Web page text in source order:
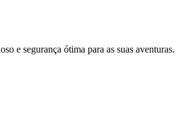
e segurança ótima para as suas aventuras.